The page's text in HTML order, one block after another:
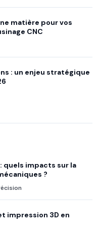
matière pour vos
CNC
: un enjeu stratégique
quels impacts sur la
?
impression 3D en